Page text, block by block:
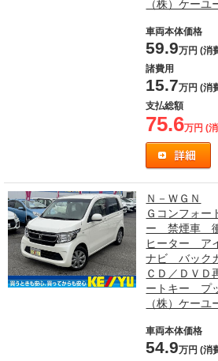
（株）ケー
車両本体価格
59.9万円 (消
諸費用
15.7万円 (消
支払総額
75.6万円 (
Ｎ－ＷＧＮ
Ｇコンフォ
ー 禁煙車
ヒーター ア
ナビ バック
ＣＤ／ＤＶ
ートキー プ
（株）ケー
車両本体価格
54.9万円 (消